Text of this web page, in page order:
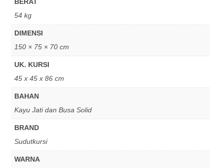
54 kg
DIMENSI
150 × 75 × 70 cm
UK. KURSI
45 x 45 x 86 cm
BAHAN
Kayu Jati dan Busa Solid
BRAND
Sudutkursi
WARNA